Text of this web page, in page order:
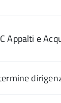
Appalti e